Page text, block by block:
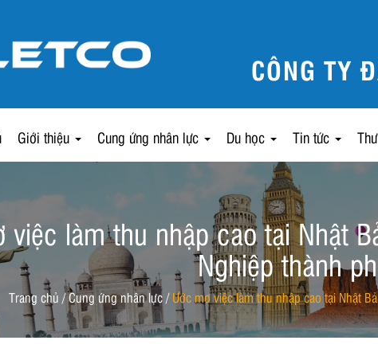
CÔNG TY
Giới thiệu Cung ứng nhân lực Du học Tin tức
việc làm thu nhập cao tại Nhật
Nghiệp thành
Trang chủ /Cung ứng nhân lực/Ước mơ việc làm thu nhập cao tại Nhật